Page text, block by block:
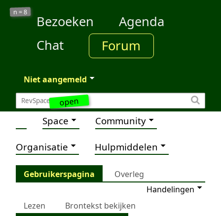
open
n =8
Bezoeken
Agenda
Chat
Forum
Niet aangemeld
Space Community
Organisatie Hulpmiddelen
Gebruikerspagina
Overleg
Handelingen
Lezen
Brontekst bekijken